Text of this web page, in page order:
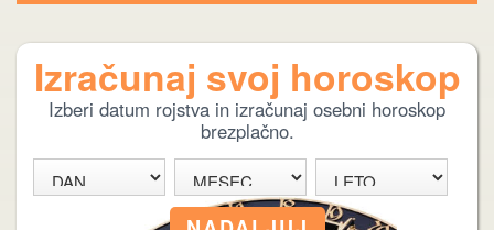
Izračunaj svoj horoskop
Izberi datum rojstva in izračunaj osebni horoskop
brezplačno.